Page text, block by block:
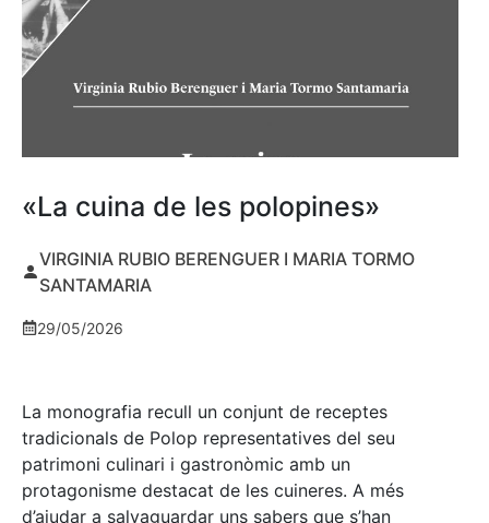
«La cuina de les polopines»
VIRGINIA RUBIO BERENGUER I MARIA TORMO
SANTAMARIA
29/05/2026
La monografia recull un conjunt de receptes
tradicionals de Polop representatives del seu
patrimoni culinari i gastronòmic amb un
protagonisme destacat de les cuineres. A més
d’ajudar a salvaguardar uns sabers que s’han